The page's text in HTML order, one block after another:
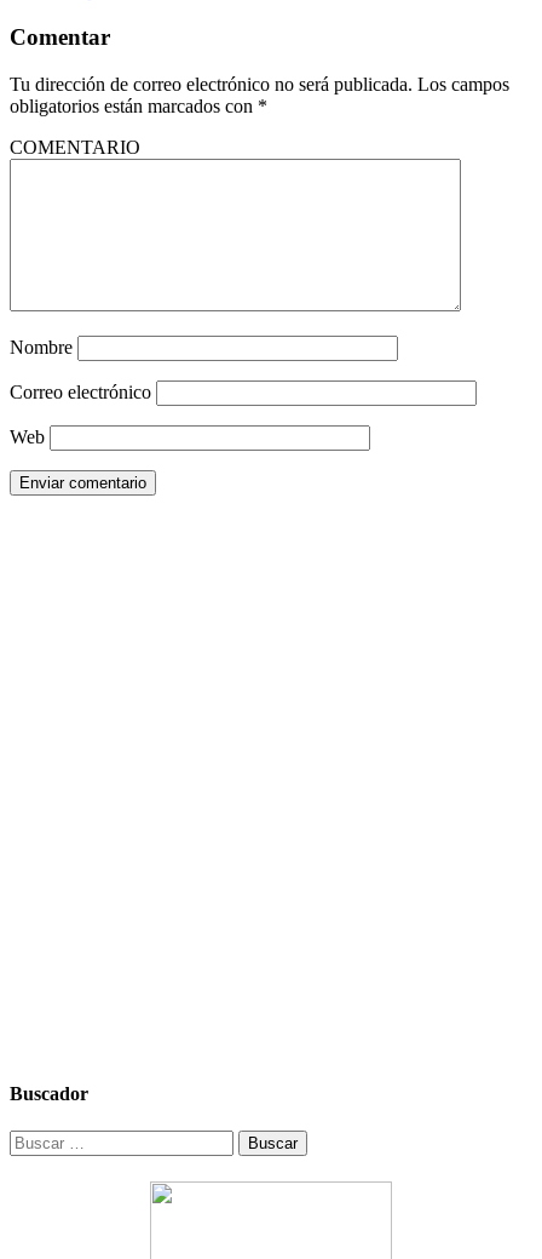
Comentar
Tu dirección de correo electrónico no será publicada. Los campos
obligatorios están marcados con *
COMENTARIO
Nombre
Correo electrónico
Web
Buscador
Buscar: